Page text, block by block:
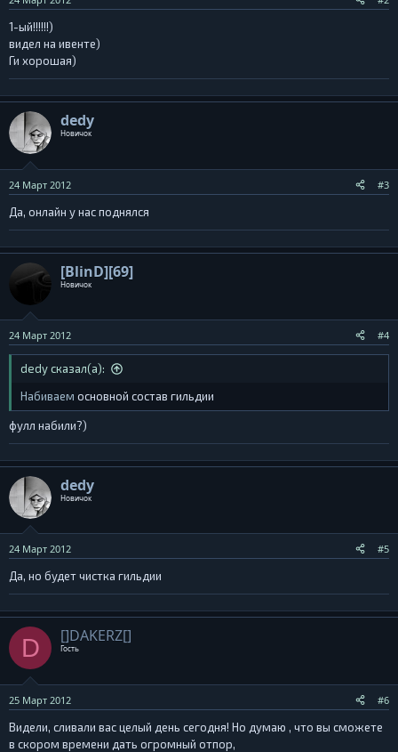
1-ый!!!!!!)
видел на ивенте)
Ги хорошая)
dedy
Новичок
24 Март 2012 #3
Да, онлайн у нас поднялся
[BlinD][69]
Новичок
24 Март 2012 #4
dedy сказал(а):
Набиваем основной состав гильдии
фулл набили?)
dedy
Новичок
24 Март 2012 #5
Да, но будет чистка гильдии
D []DAKERZ[]
Гость
25 Март 2012 #6
Видели, сливали вас целый день сегодня! Но думаю , что вы сможете
в скором времени дать огромный отпор,